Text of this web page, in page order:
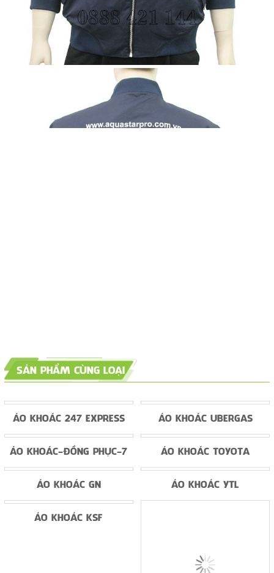
SẢN PHẨM CÙNG LOẠI